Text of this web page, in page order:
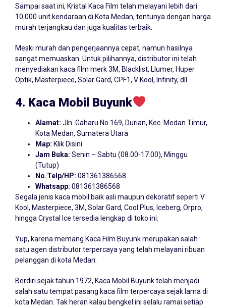
Sampai saat ini, Kristal Kaca Film telah melayani lebih dari
10.000 unit kendaraan di Kota Medan, tentunya dengan harga
murah terjangkau dan juga kualitas terbaik.
Meski murah dan pengerjaannya cepat, namun hasilnya
sangat memuaskan. Untuk pilihannya, distributor ini telah
menyediakan kaca film merk 3M, Blacklist, Llumer, Huper
Optik, Masterpiece, Solar Gard, CPF1, V Kool, Infinity, dll.
4. Kaca Mobil Buyunk
Alamat: Jln. Gaharu No.169, Durian, Kec. Medan Timur,
Kota Medan, Sumatera Utara
Map: Klik Disini
Jam Buka: Senin – Sabtu (08.00-17.00), Minggu
(Tutup)
No.Telp/HP: 081361386568
Whatsapp: 081361386568
Segala jenis kaca mobil baik asli maupun dekoratif seperti V
Kool, Masterpiece, 3M, Solar Gard, Cool Plus, Iceberg, Orpro,
hingga Crystal Ice tersedia lengkap di toko ini.
Yup, karena memang Kaca Film Buyunk merupakan salah
satu agen distributor terpercaya yang telah melayani ribuan
pelanggan di kota Medan.
Berdiri sejak tahun 1972, Kaca Mobil Buyunk telah menjadi
salah satu tempat pasang kaca film terpercaya sejak lama di
kota Medan. Tak heran kalau bengkel ini selalu ramai setiap